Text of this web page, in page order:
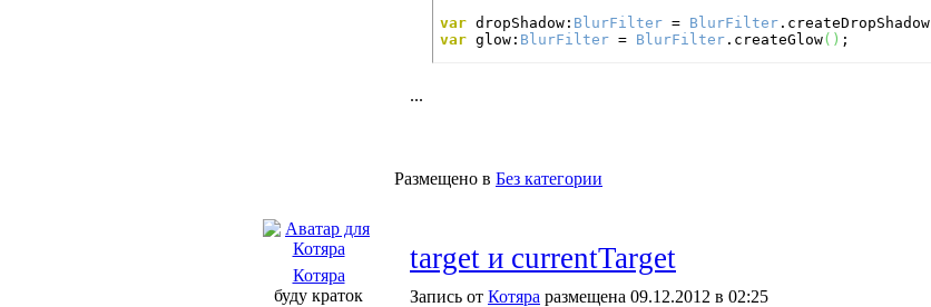
var dropShadow: BlurFilter = BlurFilter .createDropShadow
var glow: BlurFilter = BlurFilter .createGlow( ) ;
...
Размещено в Без категории
Котяра
буду краток
target и currentTarget
Запись от Котяра размещена 09.12.2012 в 02:25